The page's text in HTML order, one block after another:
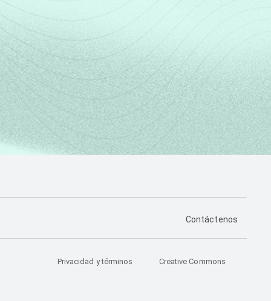
PÁGINA DE
Contáctenos
Privacidad y términos Creative Commons